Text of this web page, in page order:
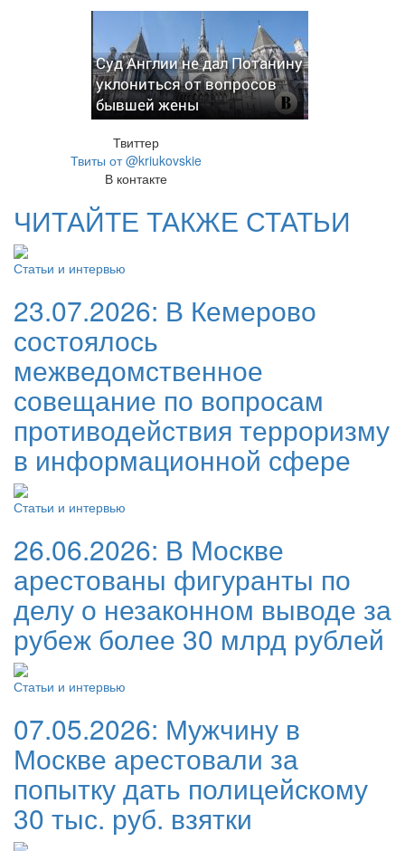
Суд Англии не дал Потанину
уклониться от вопросов
бывшей жены
Твиттер
Твиты от @kriukovskie
В контакте
ЧИТАЙТЕ ТАКЖЕ СТАТЬИ
Статьи и интервью
23.07.2026: В Кемерово
состоялось
межведомственное
совещание по вопросам
противодействия терроризму
в информационной сфере
Статьи и интервью
26.06.2026: В Москве
арестованы фигуранты по
делу о незаконном выводе за
рубеж более 30 млрд рублей
Статьи и интервью
07.05.2026: Мужчину в
Москве арестовали за
попытку дать полицейскому
30 тыс. руб. взятки